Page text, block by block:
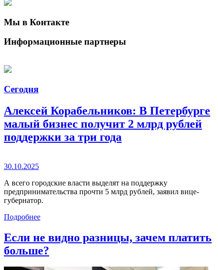
Мы в Контакте
Информационные партнеры
Сегодня
Алексей Корабельников: В Петербурге
малый бизнес получит 2 млрд рублей
поддержки за три года
30.10.2025
А всего городские власти выделят на поддержку
предпринимательства прочти 5 млрд рублей, заявил вице-
губернатор.
Подробнее
Если не видно разницы, зачем платить
больше?